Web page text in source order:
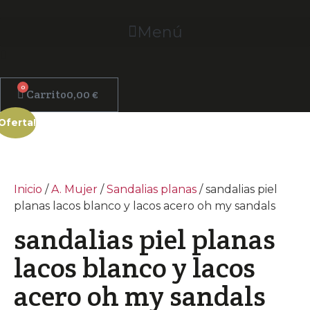
Menú
0,00€
0
Carrito
Inicio /A. Mujer /Sandalias planas / sandalias piel
planas lacos blanco y lacos acero oh my sandals
sandalias piel planas
lacos blanco y lacos
acero oh my sandals